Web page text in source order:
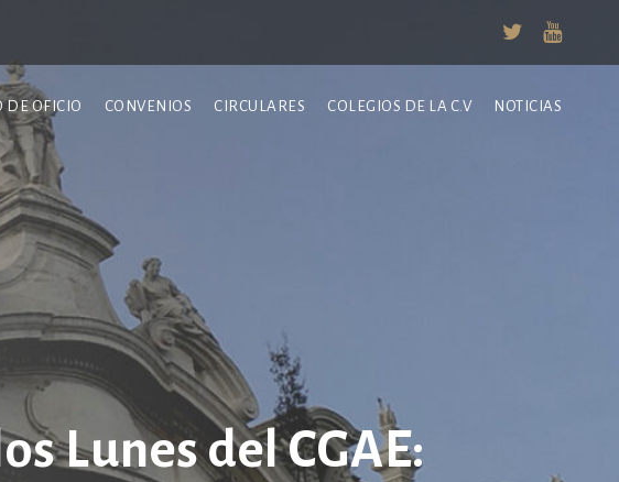
DE OFICIO CONVENIOS CIRCULARES COLEGIOS DE LA C.V NOTICIAS
Lunes del CGAE: